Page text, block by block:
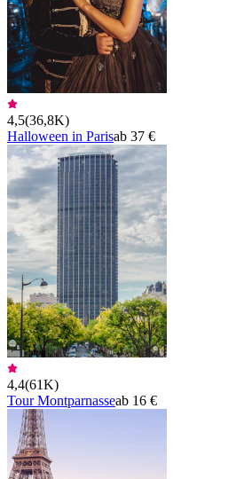
4,5(36,8K)
Halloween in Parisab 37 €
4,4(61K)
Tour Montparnasseab 16 €